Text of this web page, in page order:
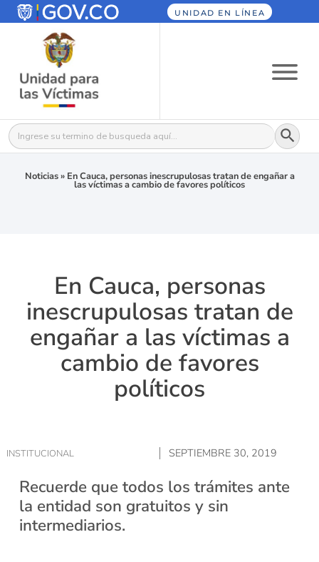
UNIDAD EN LÍNEA
Buscar: Botón
Noticias» En Cauca, personas inescrupulosas tratan de engañar a
las víctimas a cambio de favores políticos
En Cauca, personas
inescrupulosas tratan de
engañar a las víctimas a
cambio de favores
políticos
INSTITUCIONAL SEPTIEMBRE 30, 2019
Recuerde que todos los trámites ante
la entidad son gratuitos y sin
intermediarios.